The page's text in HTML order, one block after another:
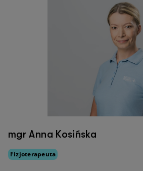
mgr Anna Kosińska
Fizjoterapeuta